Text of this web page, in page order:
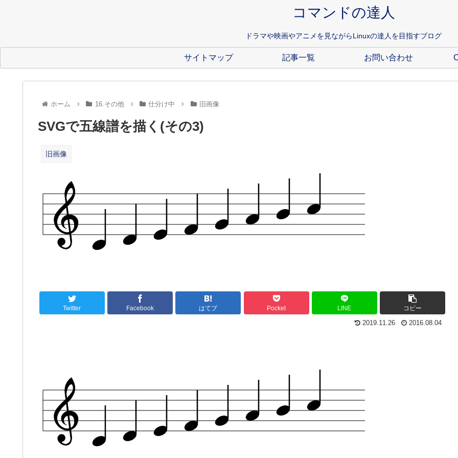
コマンドの達人
ドラマや映画やアニメを見ながらLinuxの達人を目指すブログ
サイトマップ 記事一覧 お問い合わせ
ホーム 16.その他 仕分け中 旧画像
SVGで五線譜を描く(その3)
旧画像
Twitter Facebook はてブ Pocket LINE コピー
2019.11.26 2016.08.04